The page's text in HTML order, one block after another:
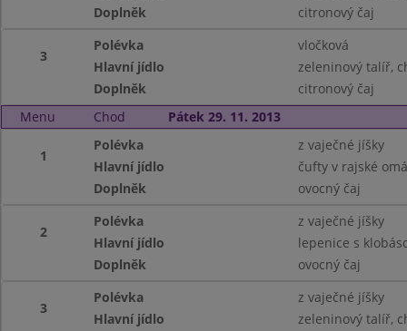
Doplněk
citronový čaj
3
Polévka
vločková
Hlavní jídlo
zeleninový talíř,
Doplněk
citronový čaj
Menu
Chod Pátek 29. 11. 2013
1
Polévka
z vaječné jíšky
Hlavní jídlo
čufty v rajské
Doplněk
ovocný čaj
2
Polévka
z vaječné jíšky
Hlavní jídlo
lepenice s
Doplněk
ovocný čaj
3
Polévka
z vaječné jíšky
Hlavní jídlo
zeleninový talíř,